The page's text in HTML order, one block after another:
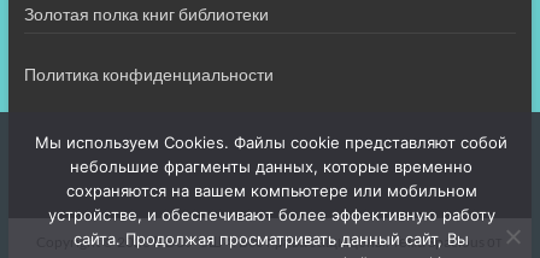
Золотая полка книг библиотеки
Политика конфиденциальности
Copyright © 2026МБОУ СШ 4. Все права защищены. ТемаSpacious
Мы используем Cookies. Файлы cookie представляют собой
небольшие фрагменты данных, которые временно
сохраняются на вашем компьютере или мобильном
устройстве, и обеспечивают более эффективную работу
сайта. Продолжая просматривать данный сайт, Вы